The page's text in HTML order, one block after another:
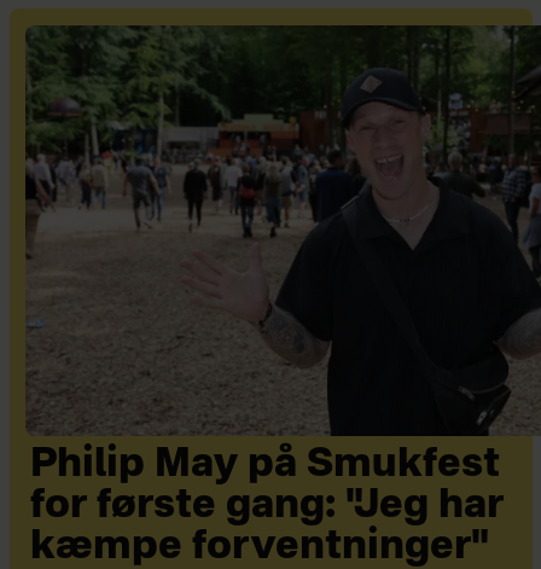
Philip May på Smukfest
for første gang: "Jeg har
kæmpe forventninger"